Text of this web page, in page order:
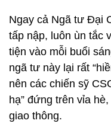
Ngay cả Ngã tư Đại
tấp nập, luôn ùn tắc
tiện vào mỗi buổi
ngã tư này lại rất
nên các chiến sỹ
hạ” đứng trên vỉa
giao thông.